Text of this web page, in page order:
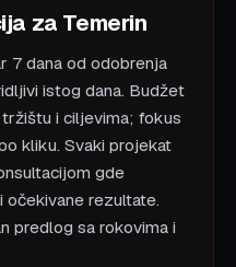
za Temerin
7 dana od odobrenja
istog dana. Budžet
i ciljevima; fokus
kliku. Svaki projekat
gde
rezultate.
predlog sa rokovima i